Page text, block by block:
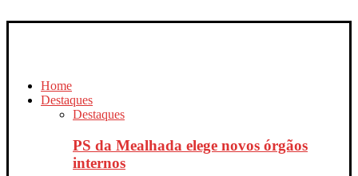
Home
Destaques
Destaques
PS da Mealhada elege novos órgãos
internos